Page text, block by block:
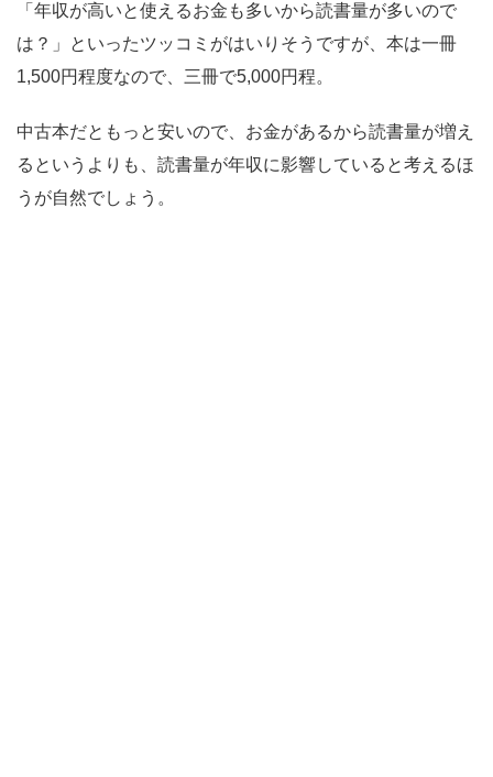
「年収が高いと使えるお金も多いから読書量が多いので
は？」といったツッコミがはいりそうですが、本は一冊
1,500円程度なので、三冊で5,000円程。
中古本だともっと安いので、お金があるから読書量が増え
るというよりも、読書量が年収に影響していると考えるほ
うが自然でしょう。